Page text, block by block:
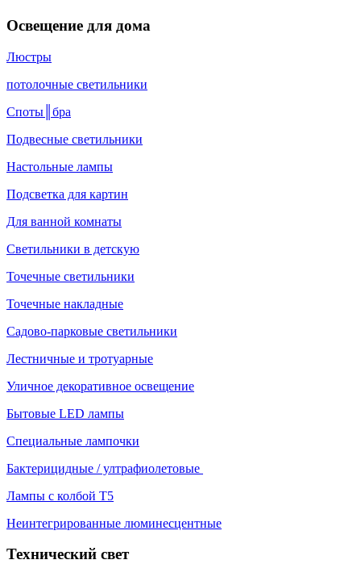
Освещение для дома
Люстры
потолочные светильники
Споты║бра
Подвесные светильники
Настольные лампы
Подсветка для картин
Для ванной комнаты
Светильники в детскую
Точечные светильники
Точечные накладные
Садово-парковые светильники
Лестничные и тротуарные
Уличное декоративное освещение
Бытовые LED лампы
Специальные лампочки
Бактерицидные / ултрафиолетовые
Лампы с колбой Т5
Неинтегрированные люминесцентные
Технический свет